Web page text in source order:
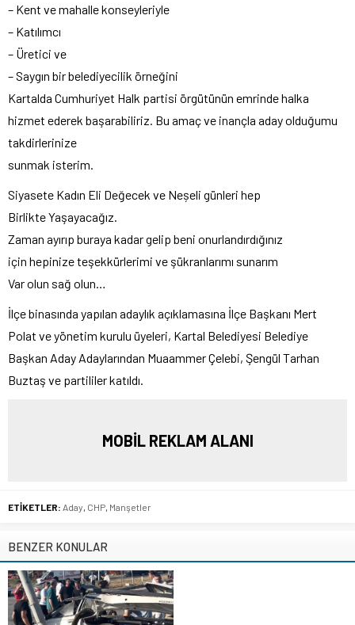
– Kent ve mahalle konseyleriyle
– Katılımcı
– Üretici ve
– Saygın bir belediyecilik örneğini
Kartalda Cumhuriyet Halk partisi örgütünün emrinde halka
hizmet ederek başarabiliriz. Bu amaç ve inançla aday olduğumu
takdirlerinize
sunmak isterim.
Siyasete Kadın Eli Değecek ve Neșeli günleri hep
Birlikte Yaşayacağız.
Zaman ayırıp buraya kadar gelip beni onurlandırdığınız
için hepinize teşekkürlerimi ve şükranlarımı sunarım
Var olun sağ olun…
İlçe binasında yapılan adaylık açıklamasına İlçe Başkanı Mert
Polat ve yönetim kurulu üyeleri, Kartal Belediyesi Belediye
Başkan Aday Adaylarından Muaammer Çelebi, Şengül Tarhan
Buztaş ve partililer katıldı.
MOBİL REKLAM ALANI
ETİKETLER: Aday CHP Manşetler
BENZER KONULAR